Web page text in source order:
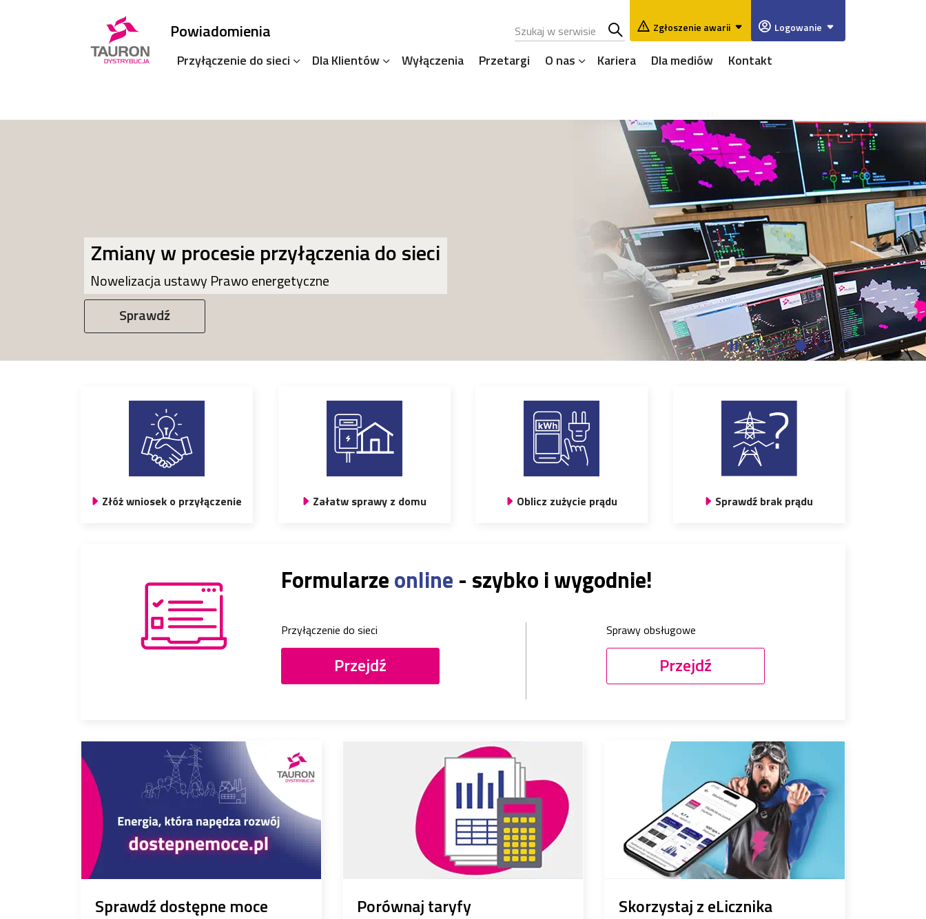
Powiadomienia Zgłoszenie awarii Logowanie
Przyłączenie do sieci Dla Klientów Wyłączenia Przetargi O nas Kariera Dla mediów Kontakt
Zmiany w procesie przyłączenia do sieci
Nowelizacja ustawy Prawo energetyczne
Sprawdź
Złóż wniosek o przyłączenie Załatw sprawy z domu Oblicz zużycie prądu Sprawdź brak prądu
Formularzeonline - szybko i wygodnie!
Przyłączenie do sieci
Przejdź
Sprawy obsługowe
Przejdź
Sprawdź dostępne moce Porównaj taryfy Skorzystaj z eLicznika